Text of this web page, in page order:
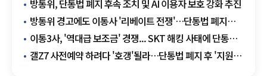
방통위, 단통법 폐지 후속 조치 및 AI 이용자 보호 강화 추진
방통위 경고에도 이통사 '리베이트 전쟁'…단통법 폐지가
기름 붓나
이통3사, '역대급 보조금' 경쟁... SKT 해킹 사태에 단통법
폐지 앞두고 격화
갤Z7 사전예약 하려다 '호갱'될라…단통법 폐지 후 '지원금